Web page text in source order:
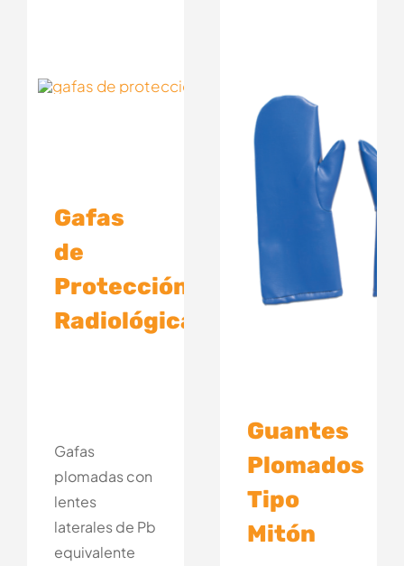
Gafas
de
Protección
Radiológica
Gafas
plomadas con
lentes
laterales de Pb
equivalente
Guantes
Plomados
Tipo
Mitón